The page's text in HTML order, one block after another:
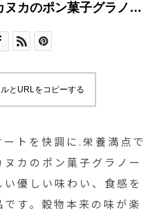
カのポン菓子グラノー
す。穀物本来の味が楽
をご用意しております
#松江カフェ #島根
とURLをコピーする
トを快調に︎.栄養満点で
カのポン菓子グラノー
優しい味わい、食感を
す。穀物本来の味が楽